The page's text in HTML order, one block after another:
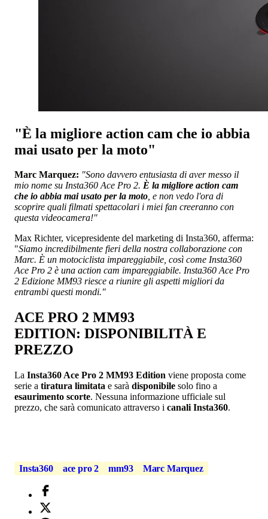
"È la migliore action cam che io abbia
mai usato per la moto"
Marc Marquez: "Sono davvero entusiasta di aver messo il
mio nome su Insta360 Ace Pro 2. È la migliore action cam
che io abbia mai usato per la moto, e non vedo l'ora di
scoprire quali filmati spettacolari i miei fan creeranno con
questa videocamera!"
Max Richter, vicepresidente del marketing di Insta360, afferma:
"Siamo incredibilmente fieri della nostra collaborazione con
Marc. È un motociclista impareggiabile, così come Insta360
Ace Pro 2 è una action cam impareggiabile. Insta360 Ace Pro
2 Edizione MM93 riesce a riunire gli aspetti migliori da
entrambi questi mondi."
ACE PRO 2 MM93
EDITION: DISPONIBILITÀ E
PREZZO
La Insta360 Ace Pro 2 MM93 Edition viene proposta come
serie a tiratura limitata e sarà disponibile solo fino a
esaurimento scorte. Nessuna informazione ufficiale sul
prezzo, che sarà comunicato attraverso i canali Insta360.
Insta360 ace pro 2 mm93 Marc Marquez